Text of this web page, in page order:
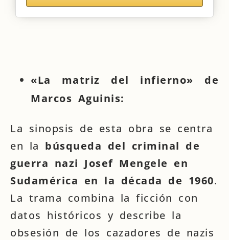
«La matriz del infierno» de
Marcos Aguinis:
La sinopsis de esta obra se centra
en la búsqueda del criminal de
guerra nazi Josef Mengele en
Sudamérica en la década de 1960.
La trama combina la ficción con
datos históricos y describe la
obsesión de los cazadores de nazis